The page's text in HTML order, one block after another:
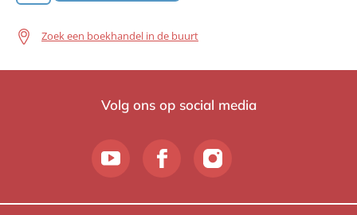
Zoek een boekhandel in de buurt
Volg ons op social media